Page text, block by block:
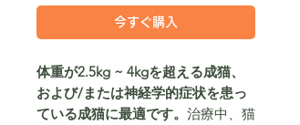
今すぐ購入
体重が2.5kg ~ 4kgを超える成猫、
および/または神経学的症状を患っ
ている成猫に最適です。 治療中、猫